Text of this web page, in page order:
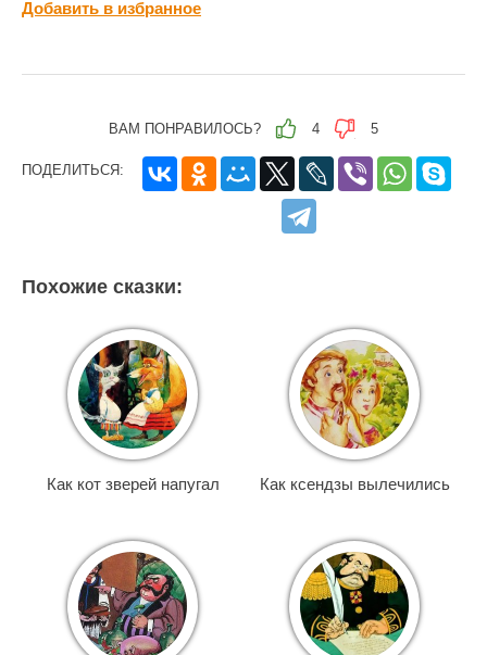
Добавить в избранное
ВАМ ПОНРАВИЛОСЬ? 4 5
ПОДЕЛИТЬСЯ:
Похожие сказки:
Как кот зверей напугал Как ксендзы вылечились